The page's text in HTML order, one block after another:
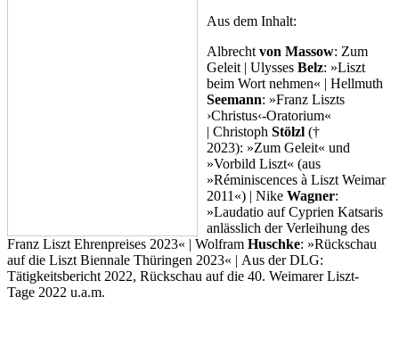
Aus dem Inhalt:
Albrecht von Massow: Zum
Geleit | Ulysses Belz: »Liszt
beim Wort nehmen« | Hellmuth
Seemann: »Franz Liszts
›Christus‹-Oratorium«
| Christoph Stölzl (†
2023): »Zum Geleit« und
»Vorbild Liszt« (aus
»Réminiscences à Liszt Weimar
2011«) | Nike Wagner:
»Laudatio auf Cyprien Katsaris
anlässlich der Verleihung des
Franz Liszt Ehrenpreises 2023« | Wolfram Huschke: »Rückschau
auf die Liszt Biennale Thüringen 2023« | Aus der DLG:
Tätigkeitsbericht 2022, Rückschau auf die 40. Weimarer Liszt-
Tage 2022 u.a.m.